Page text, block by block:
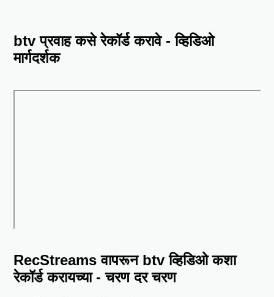
btv प्रवाह कसे रेकॉर्ड करावे - व्हिडिओ
मार्गदर्शक
RecStreams वापरून btv व्हिडिओ कशा
रेकॉर्ड करायच्या - चरण दर चरण